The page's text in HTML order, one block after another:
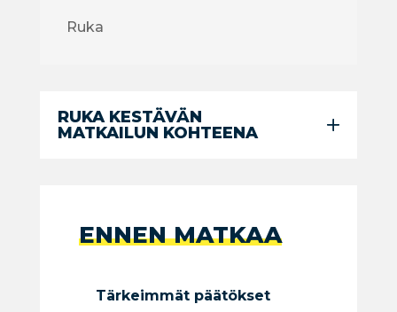
Ruka
RUKA KESTÄVÄN
MATKAILUN KOHTEENA
ENNEN MATKAA
Tärkeimmät päätökset